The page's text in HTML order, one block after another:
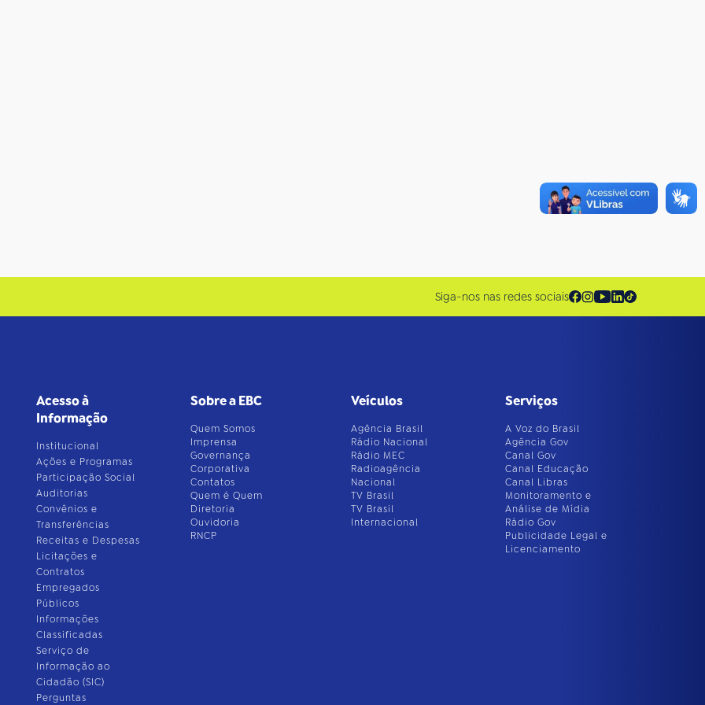
Siga-nos nas redes sociais
Acesso à
Informação
Institucional
Ações e Programas
Participação Social
Auditorias
Convênios e
Transferências
Receitas e Despesas
Licitações e
Contratos
Empregados
Públicos
Informações
Classificadas
Serviço de
Informação ao
Cidadão (SIC)
Perguntas
Sobre a EBC
Quem Somos
Imprensa
Governança
Corporativa
Contatos
Quem é Quem
Diretoria
Ouvidoria
RNCP
Veículos
Agência Brasil
Rádio Nacional
Rádio MEC
Radioagência
Nacional
TV Brasil
TV Brasil
Internacional
Serviços
A Voz do Brasil
Agência Gov
Canal Gov
Canal Educação
Canal Libras
Monitoramento e
Análise de Mídia
Rádio Gov
Publicidade Legal e
Licenciamento